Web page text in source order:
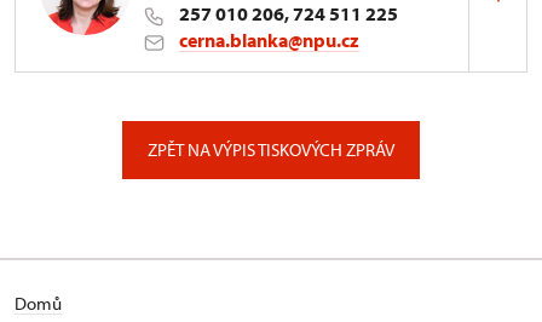
257 010 206, 724 511 225
cerna.blanka@npu.cz
ZPĚT NA VÝPIS TISKOVÝCH ZPRÁV
Domů